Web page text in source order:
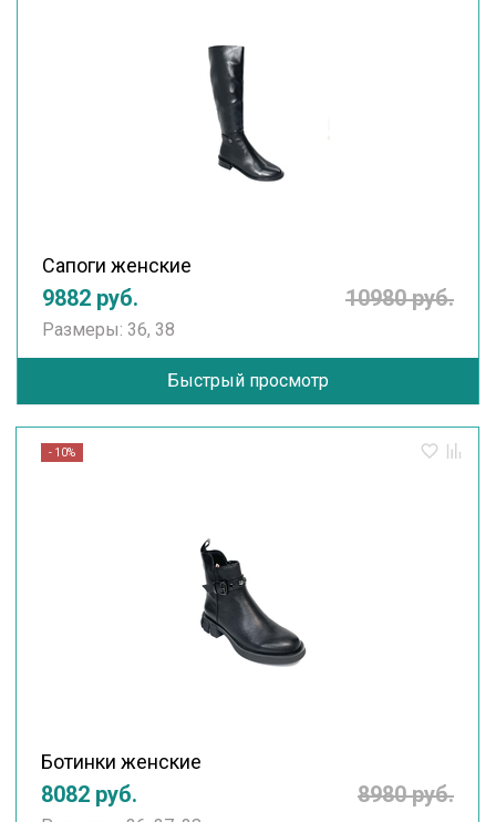
Сапоги женские
9882 руб. 10980 руб.
Размеры: 36, 38
Быстрый просмотр
- 10%
Ботинки женские
8082 руб. 8980 руб.